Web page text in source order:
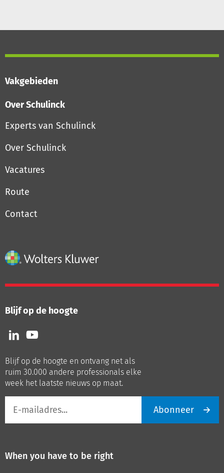
Vakgebieden
Over Schulinck
Experts van Schulinck
Over Schulinck
Vacatures
Route
Contact
Blijf op de hoogte
Volg
ons
LinkedIn
Volg
ons
Youtube
Blijf op de hoogte en ontvang net als
ruim 30.000 andere professionals elke
week het laatste nieuws op maat.
mailadres
Abonneer
When you have to be right